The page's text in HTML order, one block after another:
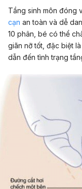
Tầng sinh môn đóng
cạn an toàn và dễ
10 phân, bé có thể
giãn nỡ tốt, đặc biệt
dẫn đến tình trạng